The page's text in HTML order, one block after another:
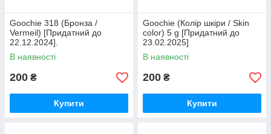
Goochie 318 (Бронза /
Vermeil) [Придатний до
22.12.2024].
В наявності
200 ₴
Купити
Goochie (Колір шкіри / Skin
color) 5 g [Придатний до
23.02.2025]
В наявності
200 ₴
Купити